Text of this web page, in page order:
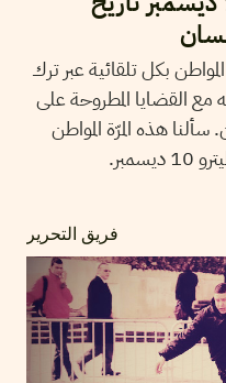
بكل تلقائية عبر ترك
مع القضايا المطروحة على
هذه المرّة المواطن
فريق التحرير